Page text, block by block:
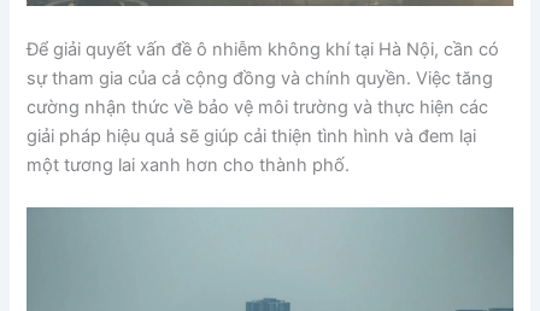
Để giải quyết vấn đề ô nhiễm không khí tại Hà Nội, cần có
sự tham gia của cả cộng đồng và chính quyền. Việc tăng
cường nhận thức về bảo vệ môi trường và thực hiện các
giải pháp hiệu quả sẽ giúp cải thiện tình hình và đem lại
một tương lai xanh hơn cho thành phố.